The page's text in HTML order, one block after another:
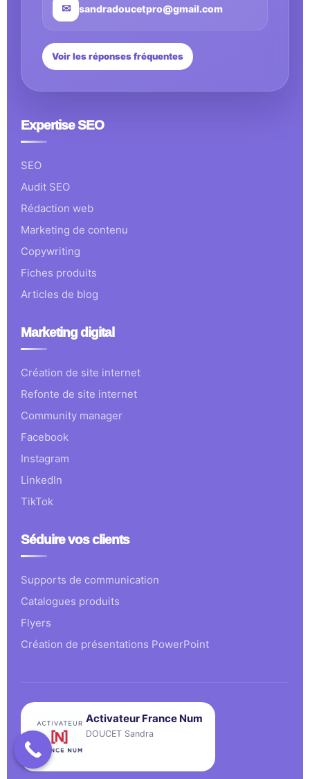
✉ sandradoucetpro@gmail.com
Voir les réponses fréquentes
Expertise SEO
SEO
Audit SEO
Rédaction web
Marketing de contenu
Copywriting
Fiches produits
Articles de blog
Marketing digital
Création de site internet
Refonte de site internet
Community manager
Facebook
Instagram
LinkedIn
TikTok
Séduire vos clients
Supports de communication
Catalogues produits
Flyers
Création de présentations PowerPoint
Activateur France Num
DOUCET Sandra